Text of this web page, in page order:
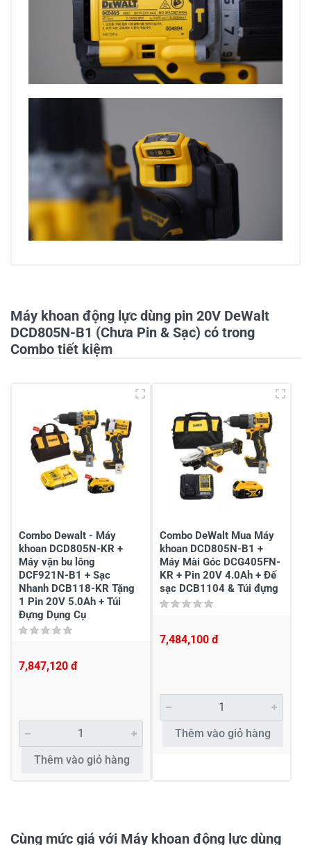
3 đánh giá
2
-
1
-
Chia sẻ nhận xét về sản phẩm
Khách hàng nhận xét về sản phẩm
Lam Ninh An
Tôi có sẵn pin (DCB184 .. 18V Max 20V, 5.0Ah,
90Wh) Máy này (DeWalt DCD805N-B1) có sử dụng
được pin này hay không ... (Xin cám ơn)
Tran huu tuan
Máy khoan động lực dùng pin 20V DeWalt
DCD805N-B1 (Chưa Pin & Sạc) có trong
Combo tiết kiệm
Combo Dewalt - Máy
khoan DCD805N-KR +
Máy vặn bu lông
DCF921N-B1 + Sạc
Nhanh DCB118-KR Tặng
1 Pin 20V 5.0Ah + Túi
Đựng Dụng Cụ
7,847,120 đ
Thêm vào giỏ hàng
Combo DeWalt Mua Máy
khoan DCD805N-B1 +
Máy Mài Góc DCG405FN-
KR + Pin 20V 4.0Ah + Đế
sạc DCB1104 & Túi đựng
7,484,100 đ
Thêm vào giỏ hàng
Cùng mức giá với Máy khoan động lực dùng